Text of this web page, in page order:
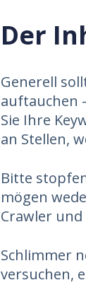
Der
Generell
auftauchen
Sie Ihre
an Stellen,
Bitte
mögen
Crawler
Schlimmer
versuchen,